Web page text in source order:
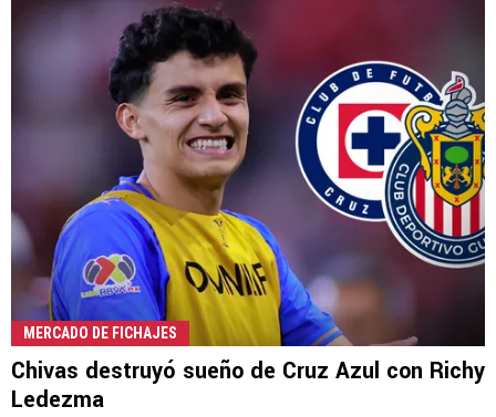
MERCADO DE FICHAJES
Chivas destruyó sueño de Cruz Azul con Richy
Ledezma